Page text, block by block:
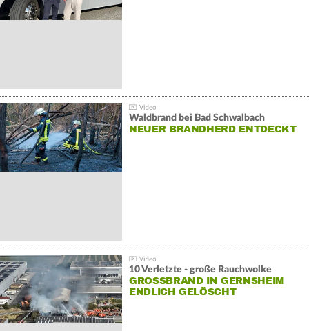
Waldbrand bei Bad Schwalbach
NEUER BRANDHERD ENTDECKT
10 Verletzte - große Rauchwolke
GROSSBRAND IN GERNSHEIM E
NDLICH GELÖSCHT